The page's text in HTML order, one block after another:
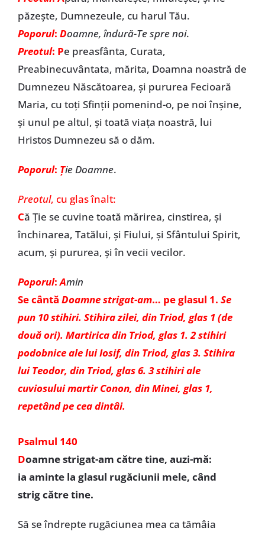
păzește, Dumnezeule, cu harul Tău.
Poporul: Doamne, îndură-Te spre noi.
Preotul: Pe preasfânta, Curata,
Preabinecuvântata, mărita, Doamna noastră de
Dumnezeu Născătoarea, și pururea Fecioară
Maria, cu toți Sfinții pomenind-o, pe noi înșine,
și unul pe altul, și toată viața noastră, lui
Hristos Dumnezeu să o dăm.
Poporul: Ție Doamne.
Preotul, cu glas înalt:
Că Ție se cuvine toată mărirea, cinstirea, și
închinarea, Tatălui, și Fiului, și Sfântului Spirit,
acum, și pururea, și în vecii vecilor.
Poporul:Amin
Se cântă Doamne strigat-am… pe glasul 1. Se
pun 10 stihiri. Stihira zilei, din Triod, glas 1 (de
două ori). Martirica din Triod, glas 1. 2 stihiri
podobnice ale lui Iosif, din Triod, glas 3. Stihira
lui Teodor, din Triod, glas 6. 3 stihiri ale
cuviosului martir Conon, din Minei, glas 1,
repetând pe cea dintâi.
Psalmul 140
Doamne strigat-am către tine, auzi-mă:
ia aminte la glasul rugăciunii mele, când
strig către tine.
Să se îndrepte rugăciunea mea ca tămâia